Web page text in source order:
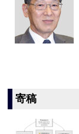
寄稿